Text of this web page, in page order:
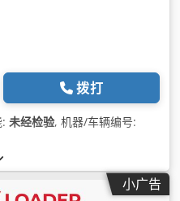
拨打
未经检验, 机器/车辆编号:
小广告